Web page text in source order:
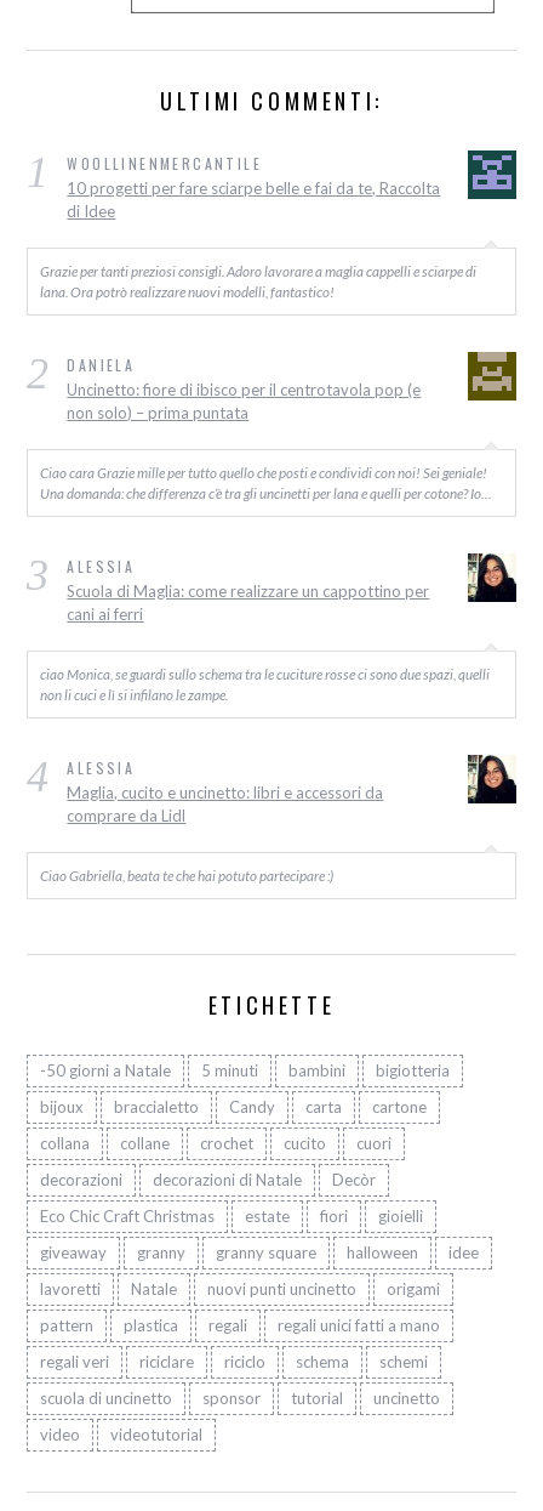
ULTIMI COMMENTI:
1 WOOLLINENMERCANTILE
10 progetti per fare sciarpe belle e fai da te, Raccolta
di Idee
Grazie per tanti preziosi consigli. Adoro lavorare a maglia cappelli e sciarpe di
lana. Ora potrò realizzare nuovi modelli, fantastico!
2 DANIELA
Uncinetto: fiore di ibisco per il centrotavola pop (e
non solo) – prima puntata
Ciao cara Grazie mille per tutto quello che posti e condividi con noi! Sei geniale!
Una domanda: che differenza c’è tra gli uncinetti per lana e quelli per cotone? Io…
3 ALESSIA
Scuola di Maglia: come realizzare un cappottino per
cani ai ferri
ciao Monica, se guardi sullo schema tra le cuciture rosse ci sono due spazi, quelli
non li cuci e lì si infilano le zampe.
4 ALESSIA
Maglia, cucito e uncinetto: libri e accessori da
comprare da Lidl
Ciao Gabriella, beata te che hai potuto partecipare :)
ETICHETTE
-50 giorni a Natale 5 minuti bambini
bigiotteria
bijoux
braccialetto Candy carta
cartone
collana
collane crochet cucito
cuori
decorazioni
decorazioni di Natale
Decòr
Eco Chic Craft Christmas
estate fiori
gioielli
giveaway
granny granny square halloween
idee
lavoretti
Natale nuovi punti uncinetto
origami
pattern
plastica regali
regali unici fatti a mano
regali veri
riciclare riciclo schema
schemi
scuola di uncinetto
sponsor tutorial
uncinetto
video
videotutorial